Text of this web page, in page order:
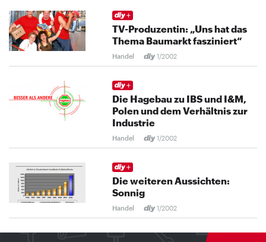
TV-Produzentin: „Uns hat das
Thema Baumarkt fasziniert“
Handel 1/2002
Die Hagebau zu IBS und I&M,
Polen und dem Verhältnis zur
Industrie
Handel 1/2002
Die weiteren Aussichten:
Sonnig
Handel 1/2002